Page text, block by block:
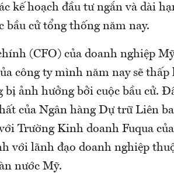
kế hoạch đầu tư ngắn và dài
bầu cử tổng thống năm nay.
(CFO) của doanh nghiệp
công ty mình năm nay sẽ
bị ảnh hưởng bởi cuộc bầu cử.
của Ngân hàng Dự trữ Liên
Trường Kinh doanh Fuqua
với lãnh đạo doanh nghiệp
nước Mỹ.